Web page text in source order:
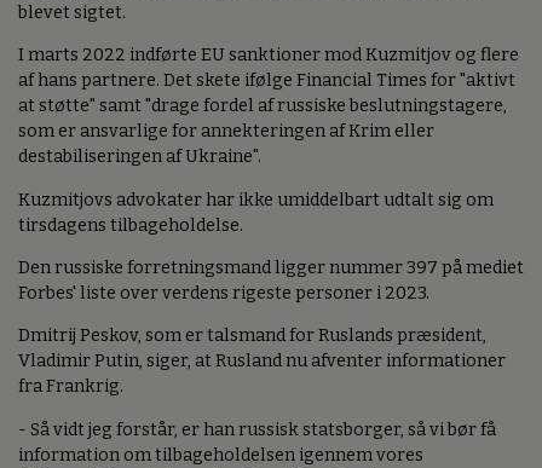
blevet sigtet.
I marts 2022 indførte EU sanktioner mod Kuzmitjov og flere
af hans partnere. Det skete ifølge Financial Times for "aktivt
at støtte" samt "drage fordel af russiske beslutningstagere,
som er ansvarlige for annekteringen af Krim eller
destabiliseringen af Ukraine".
Kuzmitjovs advokater har ikke umiddelbart udtalt sig om
tirsdagens tilbageholdelse.
Den russiske forretningsmand ligger nummer 397 på mediet
Forbes' liste over verdens rigeste personer i 2023.
Dmitrij Peskov, som er talsmand for Ruslands præsident,
Vladimir Putin, siger, at Rusland nu afventer informationer
fra Frankrig.
- Så vidt jeg forstår, er han russisk statsborger, så vi bør få
information om tilbageholdelsen igennem vores